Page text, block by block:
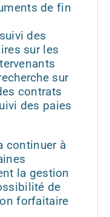
de fin
des
sur les
sur
contrats
des paies
continuer à
la gestion
de
forfaitaire